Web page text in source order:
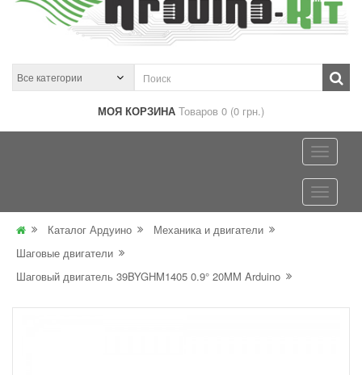
МОЯ КОРЗИНА Товаров 0 (0 грн.)
Каталог Ардуино
Механика и двигатели
Шаговые двигатели
Шаговый двигатель 39BYGHM1405 0.9° 20MM Arduino